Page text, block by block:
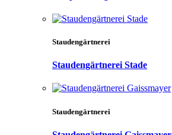
Staudengärtnerei
Staudengärtnerei Stade
Staudengärtnerei